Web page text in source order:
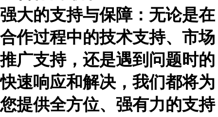
强大的支持与保障：无论是在
合作过程中的技术支持、市场
推广支持，还是遇到问题时的
快速响应和解决，我们都将为
您提供全方位、强有力的支持